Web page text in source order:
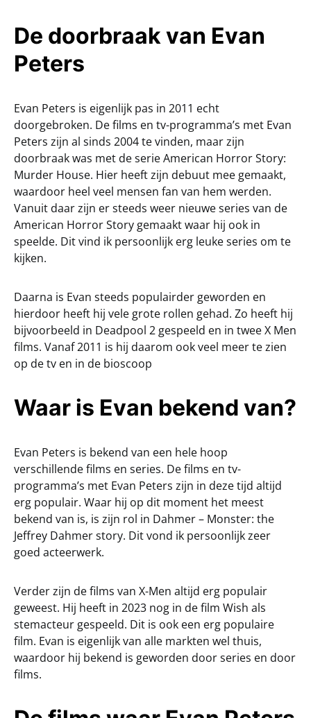
De doorbraak van Evan
Peters
Evan Peters is eigenlijk pas in 2011 echt
doorgebroken. De films en tv-programma’s met Evan
Peters zijn al sinds 2004 te vinden, maar zijn
doorbraak was met de serie American Horror Story:
Murder House. Hier heeft zijn debuut mee gemaakt,
waardoor heel veel mensen fan van hem werden.
Vanuit daar zijn er steeds weer nieuwe series van de
American Horror Story gemaakt waar hij ook in
speelde. Dit vind ik persoonlijk erg leuke series om te
kijken.
Daarna is Evan steeds populairder geworden en
hierdoor heeft hij vele grote rollen gehad. Zo heeft hij
bijvoorbeeld in Deadpool 2 gespeeld en in twee X Men
films. Vanaf 2011 is hij daarom ook veel meer te zien
op de tv en in de bioscoop
Waar is Evan bekend van?
Evan Peters is bekend van een hele hoop
verschillende films en series. De films en tv-
programma’s met Evan Peters zijn in deze tijd altijd
erg populair. Waar hij op dit moment het meest
bekend van is, is zijn rol in Dahmer – Monster: the
Jeffrey Dahmer story. Dit vond ik persoonlijk zeer
goed acteerwerk.
Verder zijn de films van X-Men altijd erg populair
geweest. Hij heeft in 2023 nog in de film Wish als
stemacteur gespeeld. Dit is ook een erg populaire
film. Evan is eigenlijk van alle markten wel thuis,
waardoor hij bekend is geworden door series en door
films.